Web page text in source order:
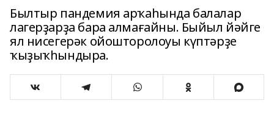
Былтыр пандемия арҡаһында балалар
лагерҙарҙа бара алмағайны. Быйыл йәйге
ял нисегерәк ойошторолоуы күптәрҙе
ҡыҙыҡһындыра.